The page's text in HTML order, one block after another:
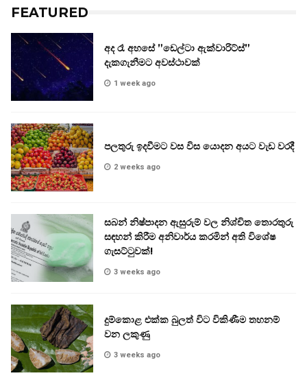
FEATURED
අද රෑ අහසේ ”ඩෙල්ටා ඇක්වාරිට්ස්”
දැකගැනීමට අවස්ථාවක්
1 week ago
පලතුරු ඉදවීමට වස විස යොදන අයට වැඩ වරදී
2 weeks ago
සබන් නිෂ්පාදන ඇසුරුම් වල නිශ්චිත තොරතුරු
සඳහන් කිරීම අනිවාර්ය කරමින් අති විශේෂ
ගැසට්ටුවක්!
3 weeks ago
දුම්කොළ එක්ක බුලත් විට විකිණීම තහනම්
වන ලකුණු
3 weeks ago